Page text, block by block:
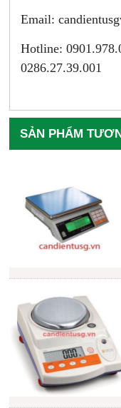
Email:
Hotline:
0286.27.39.001
SẢN PHẨM